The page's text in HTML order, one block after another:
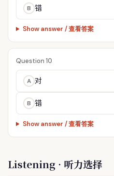
B 错
Show answer / 查看答案
Question 10
A 对
B 错
Show answer / 查看答案
Listening · 听力选择